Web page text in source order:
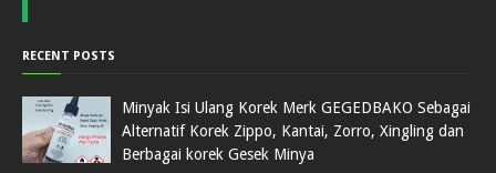
RECENT POSTS
Minyak Isi Ulang Korek Merk GEGEDBAKO Sebagai
Alternatif Korek Zippo, Kantai, Zorro, Xingling dan
Berbagai korek Gesek Minya